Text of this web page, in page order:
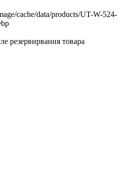
cache/data/products/UT-W-524-
резервирвания товара